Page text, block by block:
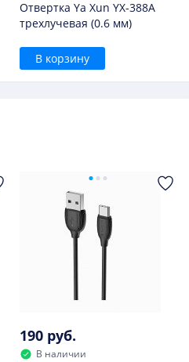
Отвертка Ya Xun YX-388A
трехлучевая (0.6 мм)
В корзину
190 руб.
В наличии